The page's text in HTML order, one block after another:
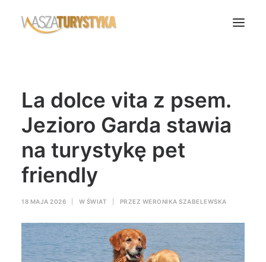
Biura podróży
Transport
Noclegi
Polska
Świat
Wasze Podróże
La dolce vita z psem.
Jezioro Garda stawia
na turystykę pet
friendly
18 MAJA 2026 W ŚWIAT PRZEZ WERONIKA SZABELEWSKA